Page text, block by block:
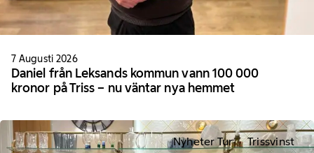
7 Augusti 2026
Daniel från Leksands kommun vann 100 000
kronor på Triss – nu väntar nya hemmet
Nyheter Tur Trissvinst